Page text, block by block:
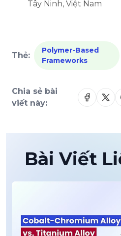
Tây Ninh, Việt Nam
Thẻ:
Polymer-Based
Frameworks
Chia sẻ bài
viết này:
Bài Viết